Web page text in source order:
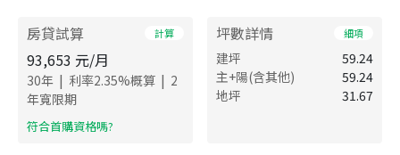
房貸試算 計算
93,653 元/月
30年 | 利率2.35%概算 | 2
年寬限期
​符合首購資格嗎?
坪數詳情 細項
建坪
59.24
主+陽(含其他)
59.24
地坪
31.67